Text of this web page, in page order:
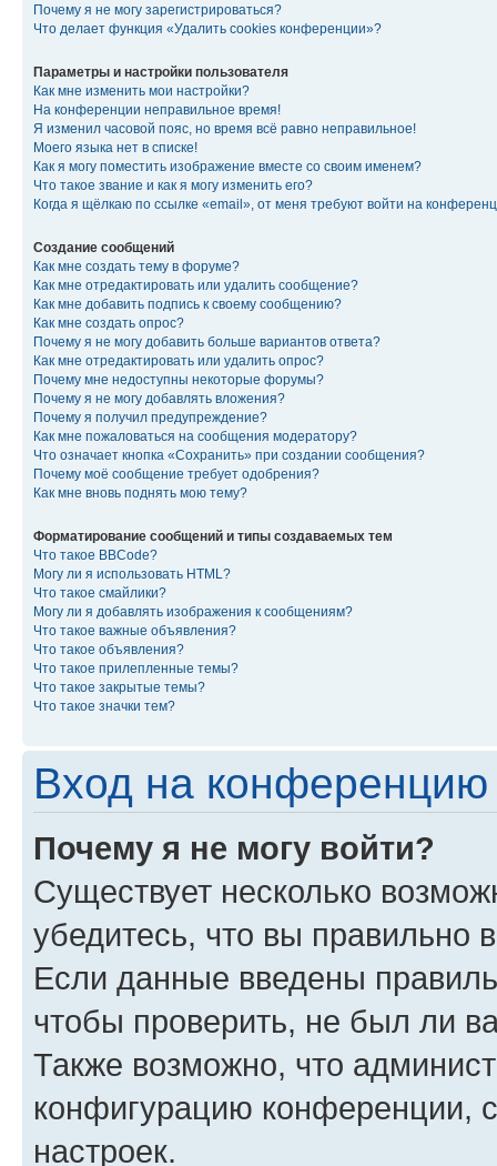
Почему я не могу зарегистрироваться?
Что делает функция «Удалить cookies конференции»?
Параметры и настройки пользователя
Как мне изменить мои настройки?
На конференции неправильное время!
Я изменил часовой пояс, но время всё равно неправильное!
Моего языка нет в списке!
Как я могу поместить изображение вместе со своим именем?
Что такое звание и как я могу изменить его?
Когда я щёлкаю по ссылке «email», от меня требуют войти на
Создание сообщений
Как мне создать тему в форуме?
Как мне отредактировать или удалить сообщение?
Как мне добавить подпись к своему сообщению?
Как мне создать опрос?
Почему я не могу добавить больше вариантов ответа?
Как мне отредактировать или удалить опрос?
Почему мне недоступны некоторые форумы?
Почему я не могу добавлять вложения?
Почему я получил предупреждение?
Как мне пожаловаться на сообщения модератору?
Что означает кнопка «Сохранить» при создании сообщения?
Почему моё сообщение требует одобрения?
Как мне вновь поднять мою тему?
Форматирование сообщений и типы создаваемых тем
Что такое BBCode?
Могу ли я использовать HTML?
Что такое смайлики?
Могу ли я добавлять изображения к сообщениям?
Что такое важные объявления?
Что такое объявления?
Что такое прилепленные темы?
Что такое закрытые темы?
Что такое значки тем?
Вход на конференцию
Почему я не могу войти?
Существует несколько
убедитесь, что вы правильно
Если данные введены
чтобы проверить, не был ли
Также возможно, что
конфигурацию конференции,
настроек.